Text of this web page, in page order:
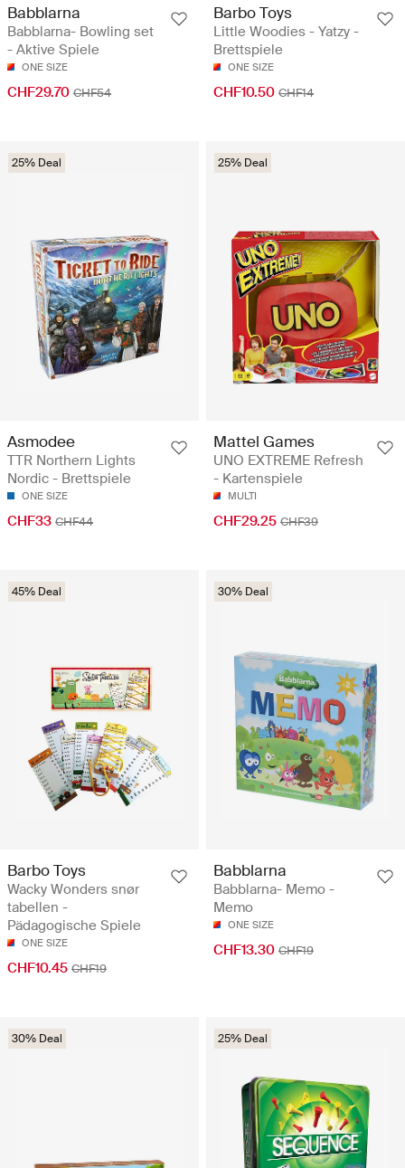
Babblarna
Babblarna- Bowling set
- Aktive Spiele
ONE SIZE
CHF29.70 CHF54
Barbo Toys
Little Woodies - Yatzy -
Brettspiele
ONE SIZE
CHF10.50 CHF14
25% Deal
Asmodee
TTR Northern Lights
Nordic - Brettspiele
ONE SIZE
CHF33 CHF44
25% Deal
Mattel Games
UNO EXTREME Refresh
- Kartenspiele
MULTI
CHF29.25 CHF39
45% Deal
Barbo Toys
Wacky Wonders snør
tabellen -
Pädagogische Spiele
ONE SIZE
CHF10.45 CHF19
30% Deal
Babblarna
Babblarna- Memo -
Memo
ONE SIZE
CHF13.30 CHF19
30% Deal 25% Deal